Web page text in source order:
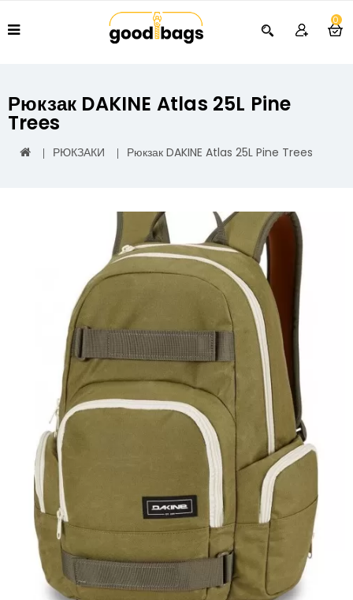
0
Рюкзак DAKINE Atlas 25L Pine
Trees
РЮКЗАКИ Рюкзак DAKINE Atlas 25L Pine Trees